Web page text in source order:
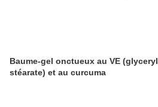
Baume-gel onctueux au VE (glyceryl
stéarate) et au curcuma